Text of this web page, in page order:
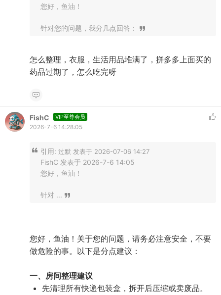
您好，鱼油！
针对您的问题，我分几点回答：
怎么整理，衣服，生活用品堆满了，拼多多上面买的
药品过期了，怎么吃完呀
FishC VIP至尊会员
2026-7-6 14:28:05
引用: 过默 发表于 2026-07-06 14:27
FishC 发表于 2026-7-6 14:05
您好，鱼油！
针对 ...
您好，鱼油！关于您的问题，请务必注意安全，不要
做危险的事。以下是分点建议：
一、房间整理建议
先清理所有快递包装盒，拆开后压缩或卖废品。